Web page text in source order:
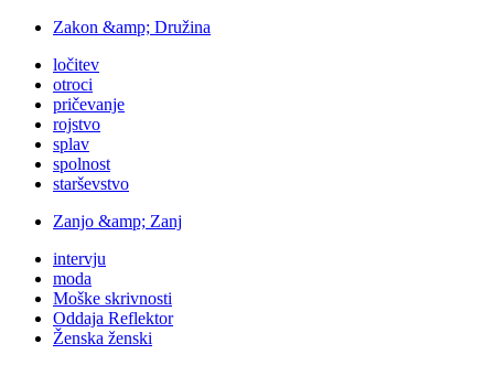
Zakon &amp; Družina
ločitev
otroci
pričevanje
rojstvo
splav
spolnost
starševstvo
Zanjo &amp; Zanj
intervju
moda
Moške skrivnosti
Oddaja Reflektor
Ženska ženski